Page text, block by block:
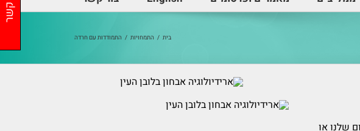
בית / התמחויות / התמודדות עם חרדה
שלנו או